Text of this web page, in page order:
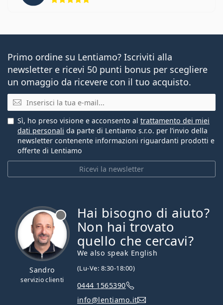
Primo ordine su Lentiamo? Iscriviti alla
newsletter e ricevi 50 punti bonus per scegliere
un omaggio da ricevere con il tuo acquisto.
E-mail
Ricevi la newsletter
Sì, ho preso visione e acconsento al trattamento dei miei
dati personali da parte di Lentiamo s.r.o. per l’invio della
newsletter contenente informazioni riguardanti prodotti e
offerte di Lentiamo
Sandro
servizio clienti
Hai bisogno di aiuto?
Non hai trovato
quello che cercavi?
We also speak English
(Lu-Ve: 8:30-18:00)
0444 1565390
info@lentiamo.it